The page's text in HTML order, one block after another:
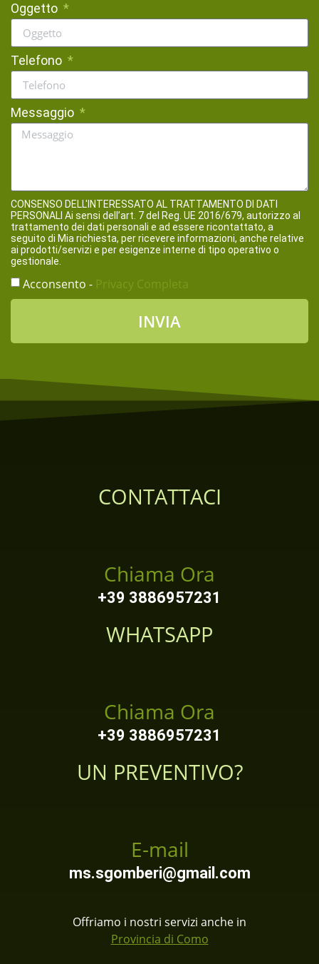
Oggetto
Telefono
Messaggio
CONSENSO DELL'INTERESSATO AL TRATTAMENTO DI DATI
PERSONALI Ai sensi dell’art. 7 del Reg. UE 2016/679, autorizzo al
trattamento dei dati personali e ad essere ricontattato, a
seguito di Mia richiesta, per ricevere informazioni, anche relative
ai prodotti/servizi e per esigenze interne di tipo operativo o
gestionale.
Acconsento - Privacy Completa
INVIA
CONTATTACI
Chiama Ora
+39 3886957231
WHATSAPP
Chiama Ora
+39 3886957231
UN PREVENTIVO?
E-mail
ms.sgomberi@gmail.com
Offriamo i nostri servizi anche in
Provincia di Como